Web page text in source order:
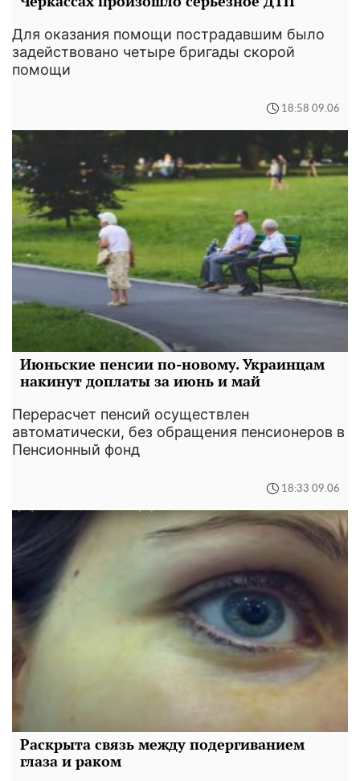
Для оказания помощи пострадавшим было
задействовано четыре бригады скорой
помощи
18:58 09.06
Июньские пенсии по-новому. Украинцам
накинут доплаты за июнь и май
Перерасчет пенсий осуществлен
автоматически, без обращения пенсионеров в
Пенсионный фонд
18:33 09.06
Раскрыта связь между подергиванием
глаза и раком